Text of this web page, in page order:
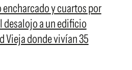
encharcado y cuartos por
a un edificio
Vieja donde vivían 35